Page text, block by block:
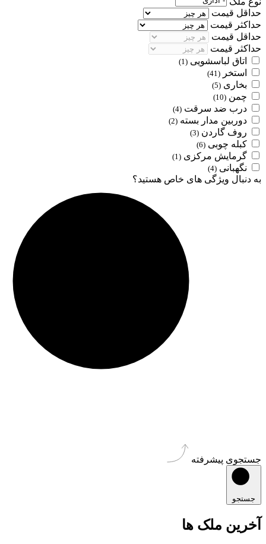
حداقل قیمت
حداکثر قیمت
حداقل قیمت
حداکثر قیمت
اتاق لباسشویی (1)
استخر (41)
بخاری (5)
چمن (10)
درب ضد سرقت (4)
دوربین مدار بسته (2)
روف گاردن (3)
کبله چوبی (6)
گرمایش مرکزی (1)
نگهبانی (4)
به دنبال ویژگی های خاص هستید؟
جستجوی پیشرفته
جستجو
آخرین ملک ها